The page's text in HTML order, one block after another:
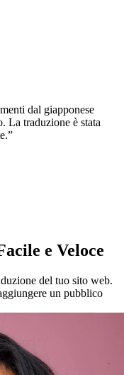
dal giapponese
La traduzione è stata
e Veloce
del tuo sito web.
un pubblico